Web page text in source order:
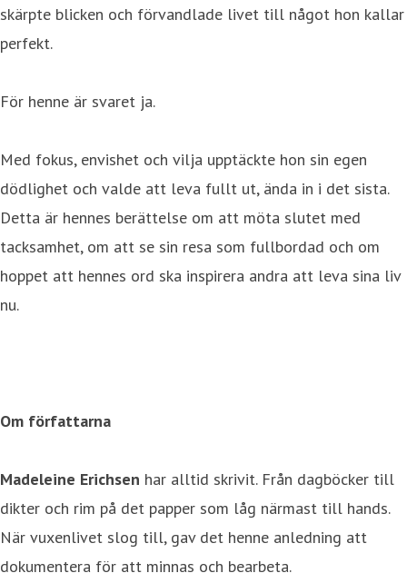
skärpte blicken och förvandlade livet till något hon kallar
perfekt.
För henne är svaret ja.
Med fokus, envishet och vilja upptäckte hon sin egen
dödlighet och valde att leva fullt ut, ända in i det sista.
Detta är hennes berättelse om att möta slutet med
tacksamhet, om att se sin resa som fullbordad och om
hoppet att hennes ord ska inspirera andra att leva sina liv
nu.
Om författarna
Madeleine Erichsen har alltid skrivit. Från dagböcker till
dikter och rim på det papper som låg närmast till hands.
När vuxenlivet slog till, gav det henne anledning att
dokumentera för att minnas och bearbeta.